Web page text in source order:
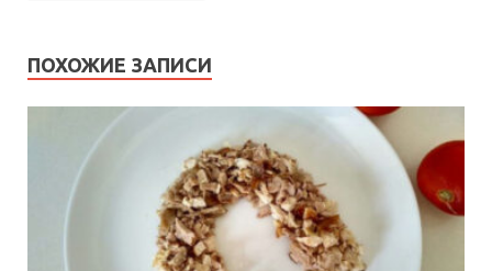
ПОХОЖИЕ ЗАПИСИ